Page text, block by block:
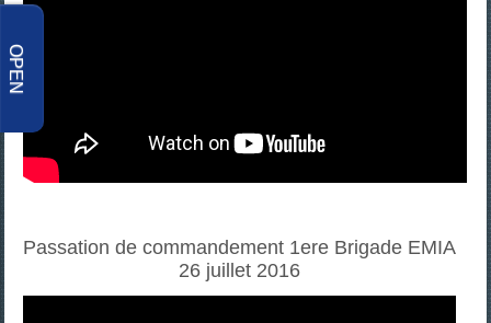
Passation de commandement 1ere Brigade EMIA
26 juillet 2016
OPEN